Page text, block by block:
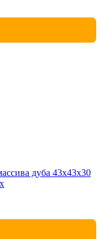
дуба 43х43х30